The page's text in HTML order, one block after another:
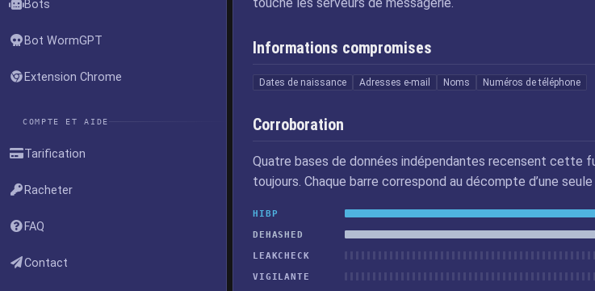
Bots
Bot WormGPT
Extension Chrome
COMPTE ET AIDE
Tarification
Racheter
FAQ
Contact
Informations compromises
Dates de naissance Adresses e-mail Noms Numéros de téléphone
Corroboration
Quatre bases de données indépendantes recensent cette
toujours. Chaque barre correspond au décompte d’une
HIBP
DEHASHED
LEAKCHECK
VIGILANTE